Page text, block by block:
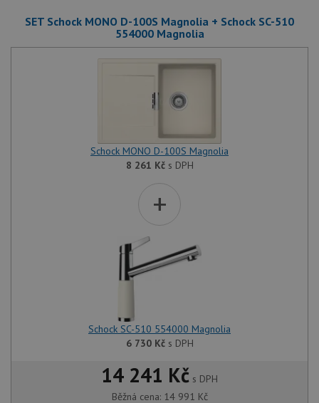
SET Schock MONO D-100S Magnolia + Schock SC-510
554000 Magnolia
Schock MONO D-100S Magnolia
8 261 Kčs DPH
+
Schock SC-510 554000 Magnolia
6 730 Kčs DPH
14 241 Kč s DPH
Běžná cena: 14 991 Kč